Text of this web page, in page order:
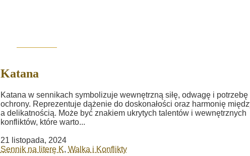
Katana
Katana w sennikach symbolizuje wewnętrzną siłę, odwagę i potrzebę
ochrony. Reprezentuje dążenie do doskonałości oraz harmonię
a delikatnością. Może być znakiem ukrytych talentów i wewnętrznych
konfliktów, które warto...
21 listopada, 2024
Sennik na literę K, Walka i Konflikty